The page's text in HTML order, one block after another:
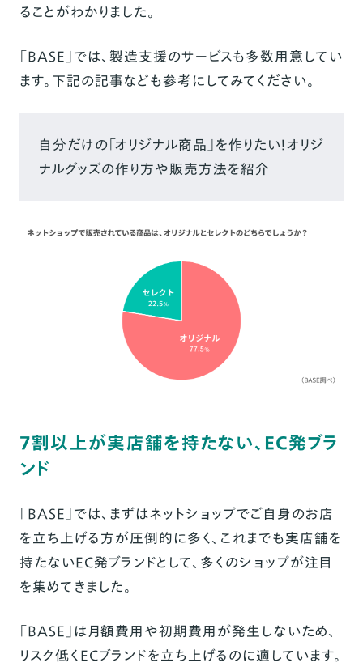
ることがわかりました。
「BASE」では、製造支援のサービスも多数用意してい
ます。下記の記事なども参考にしてみてください。
自分だけの「オリジナル商品」を作りたい！オリジ
ナルグッズの作り方や販売方法を紹介
7割以上が実店舗を持たない、EC発ブラ
ンド
「BASE」では、まずはネットショップでご自身のお店
を立ち上げる方が圧倒的に多く、これまでも実店舗を
持たないEC発ブランドとして、多くのショップが注目
を集めてきました。
「BASE」は月額費用や初期費用が発生しないため、
リスク低くECブランドを立ち上げるのに適しています。